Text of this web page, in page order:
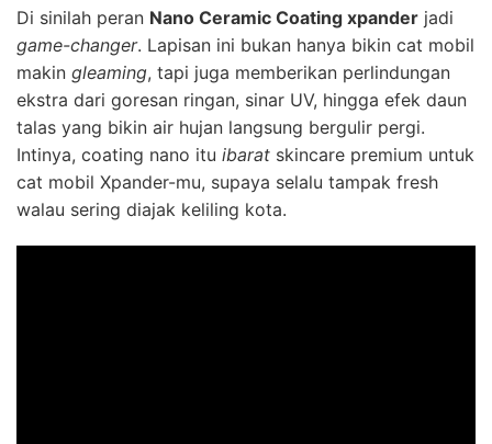
Di sinilah peran Nano Ceramic Coating xpander jadi
game-changer. Lapisan ini bukan hanya bikin cat mobil
makin gleaming, tapi juga memberikan perlindungan
ekstra dari goresan ringan, sinar UV, hingga efek daun
talas yang bikin air hujan langsung bergulir pergi.
Intinya, coating nano itu ibarat skincare premium untuk
cat mobil Xpander-mu, supaya selalu tampak fresh
walau sering diajak keliling kota.